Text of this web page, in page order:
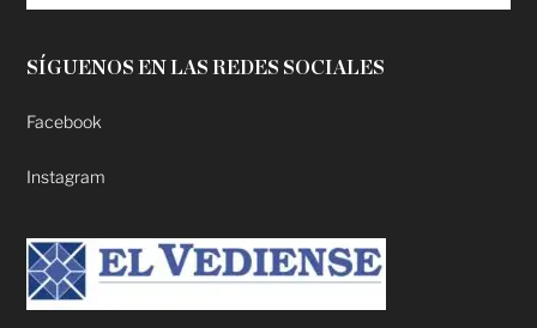
SÍGUENOS EN LAS REDES SOCIALES
Facebook
Instagram